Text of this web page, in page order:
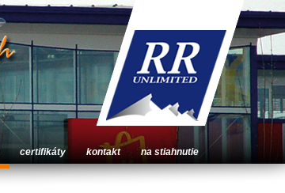
certifikáty kontakt na stiahnutie